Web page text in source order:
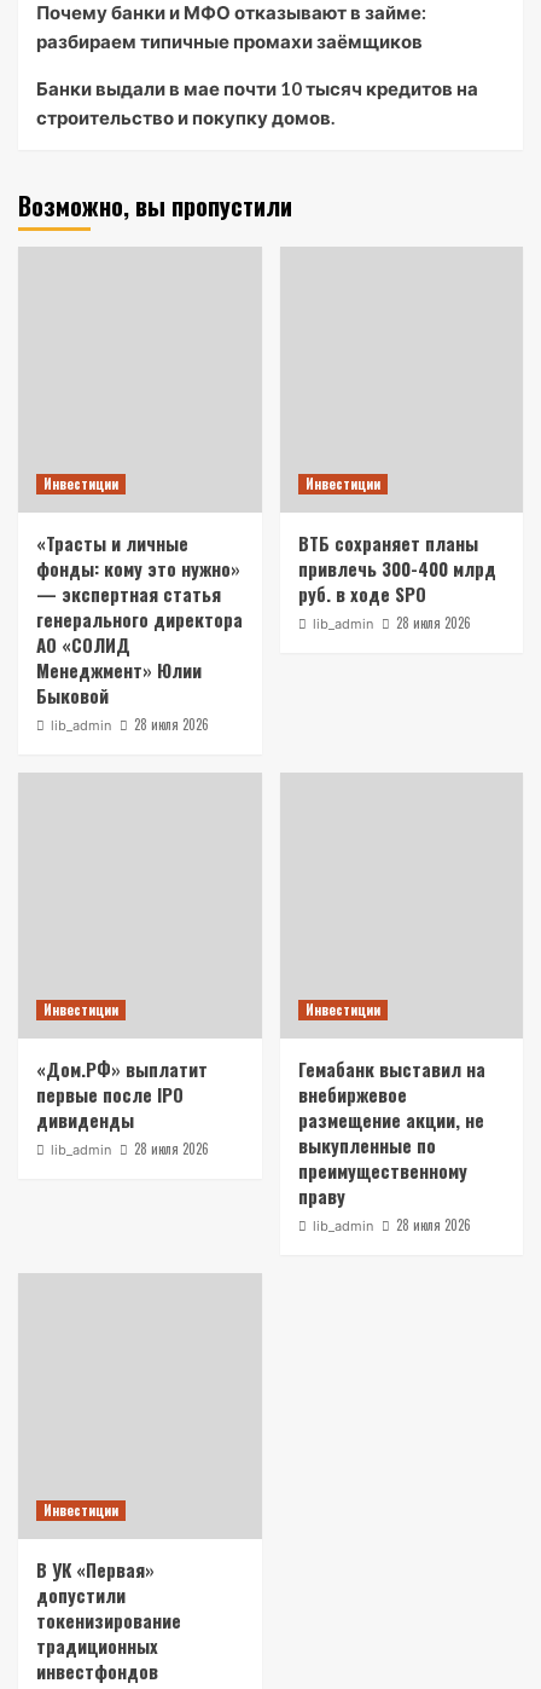
Почему банки и МФО отказывают в займе:
разбираем типичные промахи заёмщиков
Банки выдали в мае почти 10 тысяч кредитов на
строительство и покупку домов.
Возможно, вы пропустили
Инвестиции
«Трасты и личные
фонды: кому это нужно»
— экспертная статья
генерального директора
АО «СОЛИД
Менеджмент» Юлии
Быковой
lib_admin 28 июля 2026
Инвестиции
ВТБ сохраняет планы
привлечь 300-400 млрд
руб. в ходе SPO
lib_admin 28 июля 2026
Инвестиции
«Дом.РФ» выплатит
первые после IPO
дивиденды
lib_admin 28 июля 2026
Инвестиции
Гемабанк выставил на
внебиржевое
размещение акции, не
выкупленные по
преимущественному
праву
lib_admin 28 июля 2026
Инвестиции
В УК «Первая»
допустили
токенизирование
традиционных
инвестфондов